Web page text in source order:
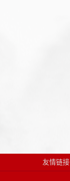
友情链接